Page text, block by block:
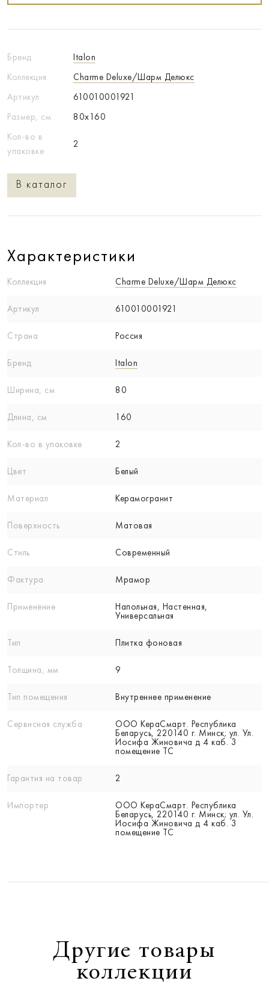
Бренд
Italon
Коллекция
Charme Deluxe/Шарм Делюкс
Артикул
610010001921
Размер, см
80x160
Кол-во в
упаковке
2
В каталог
Характеристики
Коллекция Charme Deluxe/Шарм Делюкс
Артикул 610010001921
Страна Россия
Бренд Italon
Ширина, см 80
Длина, см 160
Кол-вo в упаковке 2
Цвет Белый
Материал Керамогранит
Поверхность Матовая
Стиль Современный
Фактура Мрамор
Применение
Напольная, Настенная,
Универсальная
Тип Плитка фоновая
Толщина, мм 9
Тип помещения Внутреннее применение
Сервисная служба
ООО КераСмарт. Республика
Беларусь, 220140 г. Минск; ул. Ул.
Иосифа Жиновича д 4 каб. 3
помещение ТС
Гарантия на товар 2
Импортер
ООО КераСмарт. Республика
Беларусь, 220140 г. Минск; ул. Ул.
Иосифа Жиновича д 4 каб. 3
помещение ТС
Другие товары
коллекции